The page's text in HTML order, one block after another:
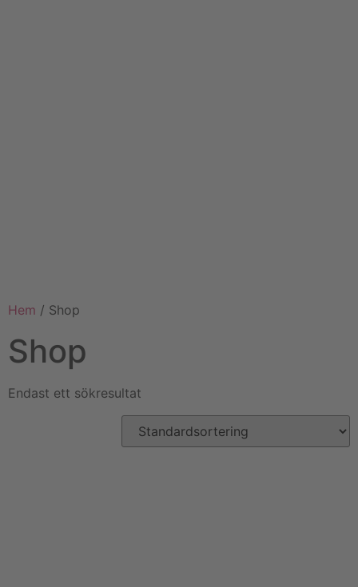
Hem / Shop
Shop
Endast ett sökresultat